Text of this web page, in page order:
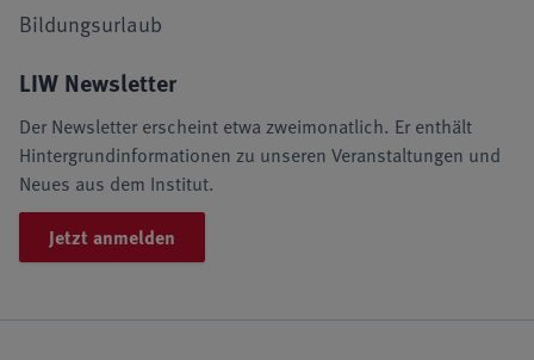
Bildungsurlaub
LIW Newsletter
Der Newsletter erscheint etwa zweimonatlich. Er enthält
Hintergrundinformationen zu unseren Veranstaltungen und
Neues aus dem Institut.
Jetzt anmelden